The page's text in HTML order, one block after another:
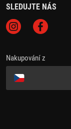
SLEDUJTE NÁS
Nakupování z